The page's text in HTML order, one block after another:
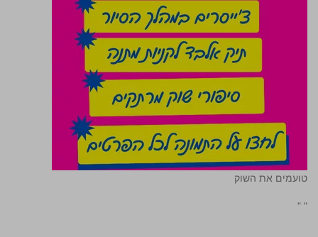
טועמים את השוק
"
"